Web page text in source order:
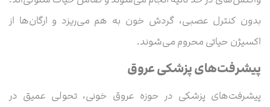
بدون کنترل عصبی، گردش خون به هم می‌ریزد و ارگان‌ها از
اکسیژن حیاتی محروم می‌شوند.
پیشرفت‌های پزشکی عروق
پیشرفت‌های پزشکی در حوزه عروق خونی، تحولی عمیق در